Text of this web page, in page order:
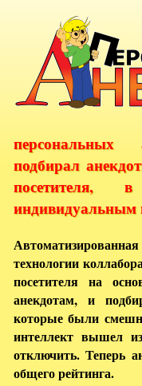
персональных
подбирал
посетителя,
индивидуальным
технологии
посетителя на
анекдотам, и
которые были
интеллект вышел
отключить. Теперь
общего рейтинга.